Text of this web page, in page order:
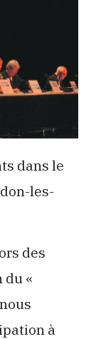
dans le
les-
des
du «
à